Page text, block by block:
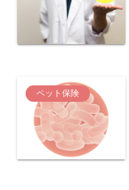
ペット保険